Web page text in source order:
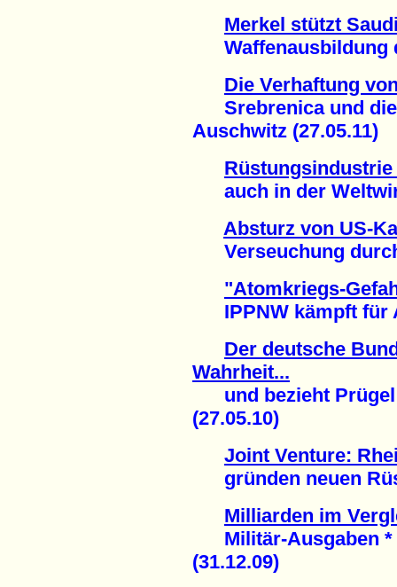
Merkel stützt
Waffenausbildung
Die Verhaftung
Srebrenica und die
Auschwitz (27.05.11)
auch in der
Absturz von US-
Verseuchung durch
"Atomkriegs-
IPPNW kämpft für
Der deutsche
Wahrheit...
und bezieht Prügel
(27.05.10)
Joint Venture:
gründen neuen
Milliarden im
Militär-Ausgaben *
(31.12.09)